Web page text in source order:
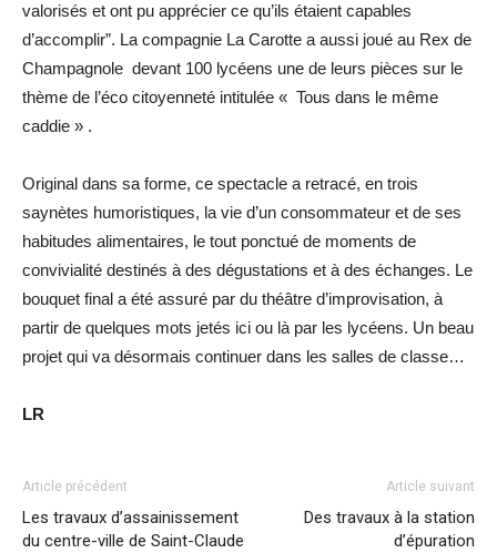
valorisés et ont pu apprécier ce qu’ils étaient capables
d’accomplir”. La compagnie La Carotte a aussi joué au Rex de
Champagnole devant 100 lycéens une de leurs pièces sur le
thème de l’éco citoyenneté intitulée « Tous dans le même
caddie » .
Original dans sa forme, ce spectacle a retracé, en trois
saynètes humoristiques, la vie d’un consommateur et de ses
habitudes alimentaires, le tout ponctué de moments de
convivialité destinés à des dégustations et à des échanges. Le
bouquet final a été assuré par du théâtre d’improvisation, à
partir de quelques mots jetés ici ou là par les lycéens. Un beau
projet qui va désormais continuer dans les salles de classe…
LR
Article précédent
Les travaux d’assainissement
du centre-ville de Saint-Claude
Article suivant
Des travaux à la station
d’épuration